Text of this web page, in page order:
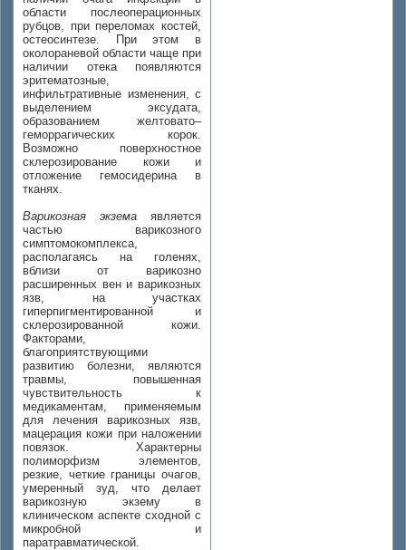
области послеоперационных
рубцов, при переломах костей,
остеосинтезе. При этом в
околораневой области чаще при
наличии отека появляются
эритематозные,
инфильтративные изменения, с
выделением эксудата,
образованием желтовато–
геморрагических корок.
Возможно поверхностное
склерозирование кожи и
отложение гемосидерина в
тканях.
Варикозная экзема является
частью варикозного
симптомокомплекса,
располагаясь на голенях,
вблизи от варикозно
расширенных вен и варикозных
язв, на участках
гиперпигментированной и
склерозированной кожи.
Факторами,
благоприятствующими
развитию болезни, являются
травмы, повышенная
чувствительность к
медикаментам, применяемым
для лечения варикозных язв,
мацерация кожи при наложении
повязок. Характерны
полиморфизм элементов,
резкие, четкие границы очагов,
умеренный зуд, что делает
варикозную экзему в
клиническом аспекте сходной с
микробной и
паратравматической.